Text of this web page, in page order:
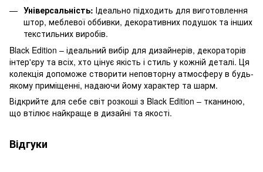
Універсальність: Ідеально підходить для виготовлення
штор, меблевої оббивки, декоративних подушок та інших
текстильних виробів.
Black Edition – ідеальний вибір для дизайнерів, декораторів
інтер'єру та всіх, хто цінує якість і стиль у кожній деталі. Ця
колекція допоможе створити неповторну атмосферу в будь-
якому приміщенні, надаючи йому характер та шарм.
Відкрийте для себе світ розкоші з Black Edition – тканиною,
що втілює найкраще в дизайні та якості.
Відгуки